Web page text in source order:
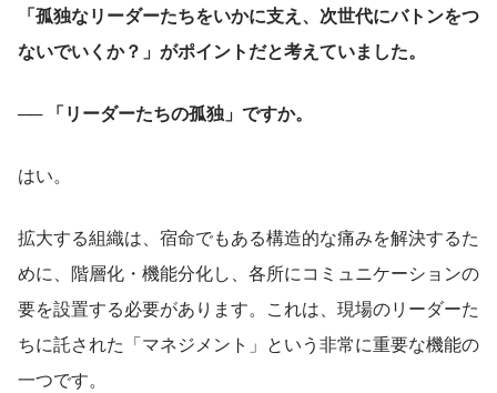
「孤独なリーダーたちをいかに支え、次世代にバトンをつ
ないでいくか？」がポイントだと考えていました。
── 「リーダーたちの孤独」ですか。
はい。
拡大する組織は、宿命でもある構造的な痛みを解決するた
めに、階層化・機能分化し、各所にコミュニケーションの
要を設置する必要があります。これは、現場のリーダーた
ちに託された「マネジメント」という非常に重要な機能の
一つです。